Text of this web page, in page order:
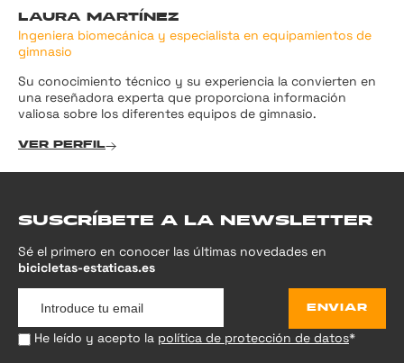
LAURA MARTÍNEZ
Ingeniera biomecánica y especialista en equipamientos de
gimnasio
Su conocimiento técnico y su experiencia la convierten en
una reseñadora experta que proporciona información
valiosa sobre los diferentes equipos de gimnasio.
VER PERFIL
SUSCRÍBETE A LA NEWSLETTER
Sé el primero en conocer las últimas novedades en
bicicletas-estaticas.es
ENVIAR
He leído y acepto la política de protección de datos*